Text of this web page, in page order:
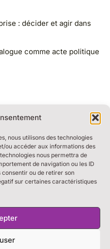
nous utilisons des technologies
ou accéder aux informations des
nous permettra de
de navigation ou les ID
consentir ou de retirer son
sur certaines caractéristiques
: décider et agir dans
comme acte politique
NEWSLETTER